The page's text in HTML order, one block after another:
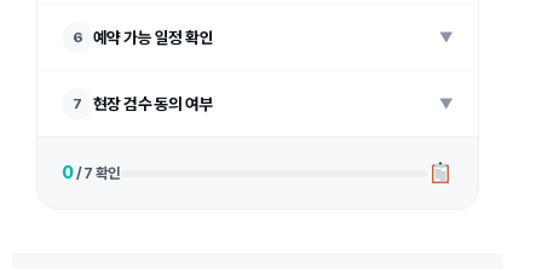
6 예약 가능 일정 확인 ▼
7 현장 검수 동의 여부 ▼
0/ 7 확인